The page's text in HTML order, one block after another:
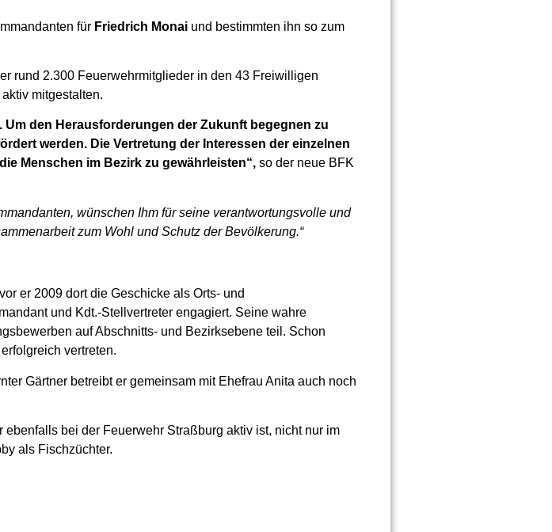
für Friedrich Monai und bestimmten ihn so zum
rund 2.300 Feuerwehrmitglieder in den 43 Freiwilligen
mitgestalten.
den Herausforderungen der Zukunft begegnen zu
werden. Die Vertretung der Interessen der einzelnen
Menschen im Bezirk zu gewährleisten“, so der neue BFK
wünschen Ihm für seine verantwortungsvolle und
zum Wohl und Schutz der Bevölkerung.“
er 2009 dort die Geschicke als Orts- und
und Kdt.-Stellvertreter engagiert. Seine wahre
auf Abschnitts- und Bezirksebene teil. Schon
vertreten.
Gärtner betreibt er gemeinsam mit Ehefrau Anita auch noch
bei der Feuerwehr Straßburg aktiv ist, nicht nur im
als Fischzüchter.